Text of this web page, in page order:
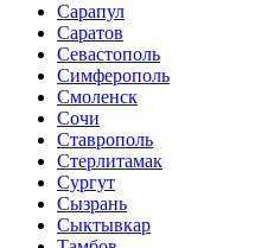
Сарапул
Саратов
Севастополь
Симферополь
Смоленск
Сочи
Ставрополь
Стерлитамак
Сургут
Сызрань
Сыктывкар